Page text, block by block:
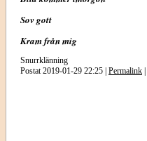
Sov gott
Kram från mig
Snurrklänning
Postat 2019-01-29 22:25 | Permalink